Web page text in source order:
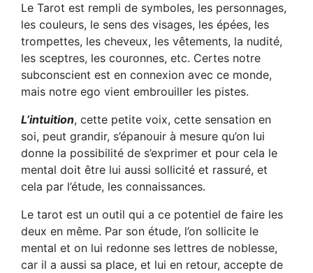
Le Tarot est rempli de symboles, les personnages,
les couleurs, le sens des visages, les épées, les
trompettes, les cheveux, les vêtements, la nudité,
les sceptres, les couronnes, etc. Certes notre
subconscient est en connexion avec ce monde,
mais notre ego vient embrouiller les pistes.
L’intuition, cette petite voix, cette sensation en
soi, peut grandir, s’épanouir à mesure qu’on lui
donne la possibilité de s’exprimer et pour cela le
mental doit être lui aussi sollicité et rassuré, et
cela par l’étude, les connaissances.
Le tarot est un outil qui a ce potentiel de faire les
deux en même. Par son étude, l’on sollicite le
mental et on lui redonne ses lettres de noblesse,
car il a aussi sa place, et lui en retour, accepte de